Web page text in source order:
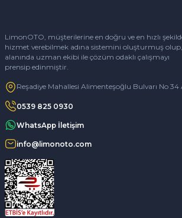
LimonOTO, müşterilerine en doğru ve en hızlı
hizmet verebilmek adına sistemini oluşturmuş olup,
alanında uzman ekibi ile çözüm odaklı çalışmayı
prensip edinmiştir.
Reşadiye Mahallesi Alimenteşoğlu Bulvarı No 34
0539 825 0930
WhatsApp İletişim
info@limonoto.com